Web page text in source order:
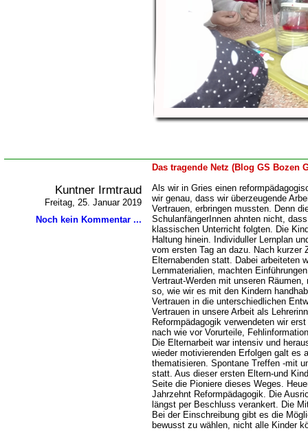
Das tragende Netz (Blog GS Bozen
Kuntner Irmtraud
Freitag, 25. Januar 2019
Noch kein Kommentar ...
Als wir in Gries einen
wir genau, dass wir überzeugende
Vertrauen, erbringen mussten. Denn
SchulanfängerInnen ahnten nicht,
klassischen Unterricht folgten. Die
Haltung hinein. Individuller Lernplan
vom ersten Tag an dazu. Nach kurzer
Elternabenden statt. Dabei arbeiteten
Lernmaterialien, machten
Vertraut-Werden mit unseren
so, wie wir es mit den Kindern
Vertrauen in die unterschiedlichen
Vertrauen in unsere Arbeit als
Reformpädagogik verwendeten wir
nach wie vor Vorurteile,
Die Elternarbeit war intensiv und
wieder motivierenden Erfolgen galt es
thematisieren. Spontane Treffen -mit
statt. Aus dieser ersten Eltern-und
Seite die Pioniere dieses Weges.
Jahrzehnt Reformpädagogik. Die
längst per Beschluss verankert. Die
Bei der Einschreibung gibt es die
bewusst zu wählen, nicht alle Kinder